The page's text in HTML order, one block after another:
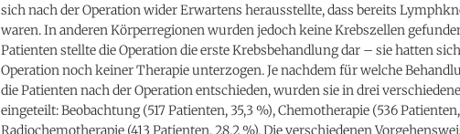
sich nach der Operation wider Erwartens herausstellte, dass bereits
waren. In anderen Körperregionen wurden jedoch keine Krebszellen
Patienten stellte die Operation die erste Krebsbehandlung dar – sie hatten
Operation noch keiner Therapie unterzogen. Je nachdem für welche
die Patienten nach der Operation entschieden, wurden sie in drei
eingeteilt: Beobachtung (517 Patienten, 35,3 %), Chemotherapie (536
Radiochemotherapie (413 Patienten, 28,2 %). Die verschiedenen